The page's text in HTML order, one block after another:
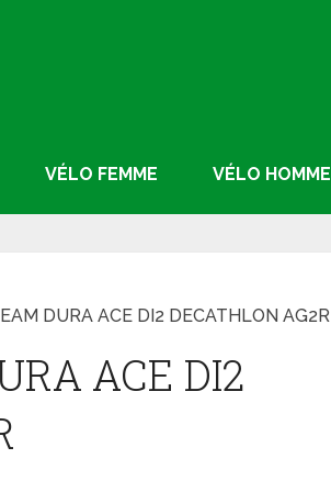
VÉLO FEMME VÉLO HOMME
DURA ACE DI2 DECATHLON AG2R
ACE DI2